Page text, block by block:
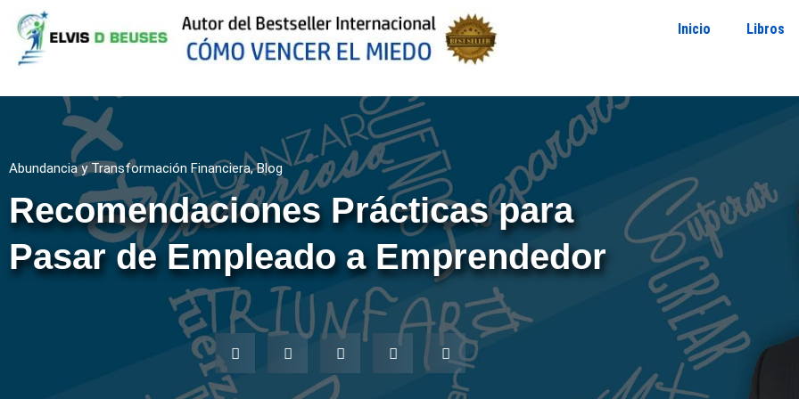
Inicio Libros
Abundancia y Transformación Financiera,Blog
Recomendaciones Prácticas para
Pasar de Empleado a Emprendedor